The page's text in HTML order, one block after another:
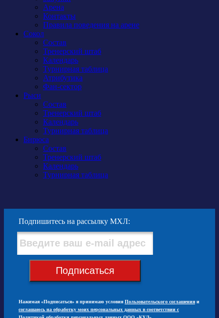
Арена
Контакты
Правила поведения на арене
Сокол
Состав
Тренерский штаб
Календарь
Турнирная таблица
Атрибутика
Фан-сектор
Рыси
Состав
Тренерский штаб
Календарь
Турнирная таблица
Бирюса
Состав
Тренерский штаб
Календарь
Турнирная таблица
Подпишитесь на рассылку МХЛ:
Подписаться
Нажимая «Подписаться» я принимаю условия Пользовательского соглашения и
соглашаюсь на обработку моих персональных данных в соответствии с